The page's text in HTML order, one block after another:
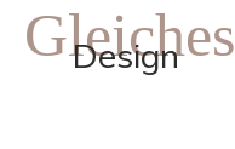
Gleiches
Design